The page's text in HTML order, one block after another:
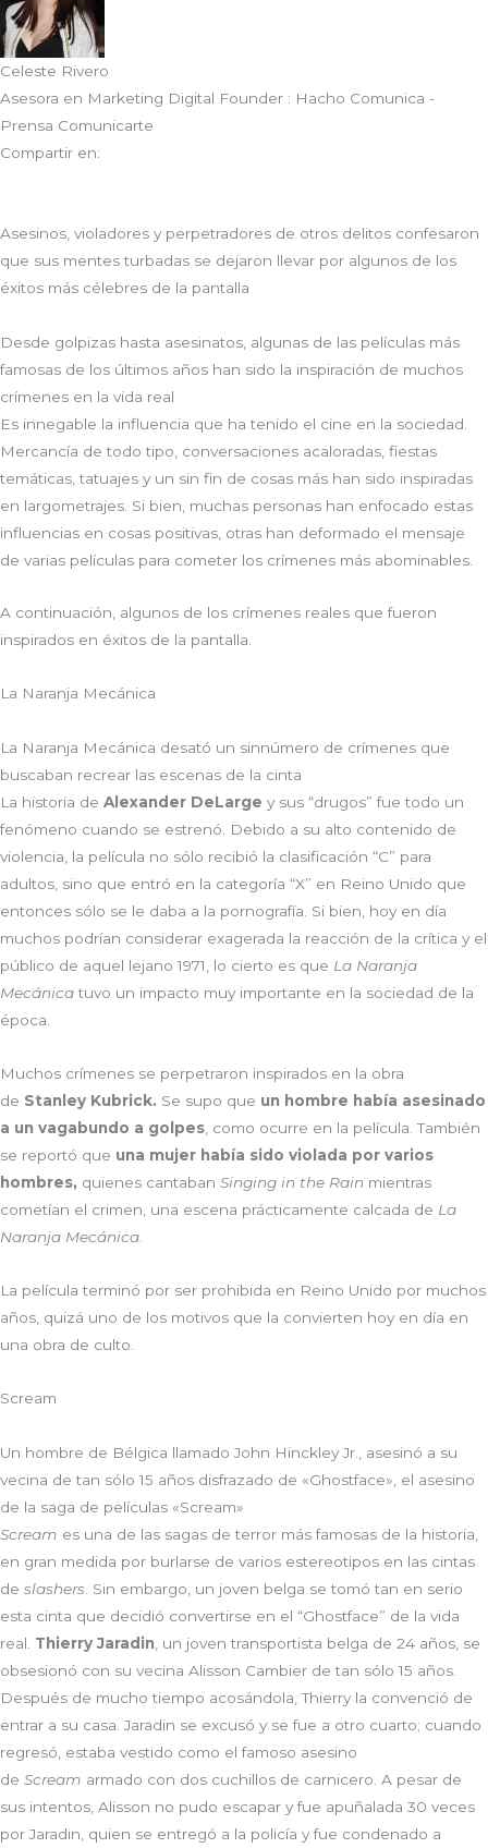
Celeste Rivero
Asesora en Marketing Digital Founder : Hacho Comunica -
Prensa Comunicarte
Compartir en:
Asesinos, violadores y perpetradores de otros delitos confesaron
que sus mentes turbadas se dejaron llevar por algunos de los
éxitos más célebres de la pantalla
Desde golpizas hasta asesinatos, algunas de las películas más
famosas de los últimos años han sido la inspiración de muchos
crímenes en la vida real
Es innegable la influencia que ha tenido el cine en la sociedad.
Mercancía de todo tipo, conversaciones acaloradas, fiestas
temáticas, tatuajes y un sin fin de cosas más han sido inspiradas
en largometrajes. Si bien, muchas personas han enfocado estas
influencias en cosas positivas, otras han deformado el mensaje
de varias películas para cometer los crímenes más abominables.
A continuación, algunos de los crímenes reales que fueron
inspirados en éxitos de la pantalla.
La Naranja Mecánica
La Naranja Mecánica desató un sinnúmero de crímenes que
buscaban recrear las escenas de la cinta
La historia de Alexander DeLarge y sus “drugos” fue todo un
fenómeno cuando se estrenó. Debido a su alto contenido de
violencia, la película no sólo recibió la clasificación “C” para
adultos, sino que entró en la categoría “X” en Reino Unido que
entonces sólo se le daba a la pornografía. Si bien, hoy en día
muchos podrían considerar exagerada la reacción de la crítica y el
público de aquel lejano 1971, lo cierto es que La Naranja
Mecánicatuvo un impacto muy importante en la sociedad de la
época.
Muchos crímenes se perpetraron inspirados en la obra
de Stanley Kubrick. Se supo que un hombre había asesinado
a un vagabundo a golpes, como ocurre en la película. También
se reportó que una mujer había sido violada por varios
hombres, quienes cantaban Singing in the Rain mientras
cometían el crimen, una escena prácticamente calcada de La
Naranja Mecánica.
La película terminó por ser prohibida en Reino Unido por muchos
años, quizá uno de los motivos que la convierten hoy en día en
una obra de culto.
Scream
Un hombre de Bélgica llamado John Hinckley Jr., asesinó a su
vecina de tan sólo 15 años disfrazado de «Ghostface», el asesino
de la saga de películas «Scream»
Scream es una de las sagas de terror más famosas de la historia,
en gran medida por burlarse de varios estereotipos en las cintas
de slashers. Sin embargo, un joven belga se tomó tan en serio
esta cinta que decidió convertirse en el “Ghostface” de la vida
real. Thierry Jaradin, un joven transportista belga de 24 años, se
obsesionó con su vecina Alisson Cambier de tan sólo 15 años.
Después de mucho tiempo acosándola, Thierry la convenció de
entrar a su casa. Jaradin se excusó y se fue a otro cuarto; cuando
regresó, estaba vestido como el famoso asesino
de Scream armado con dos cuchillos de carnicero. A pesar de
sus intentos, Alisson no pudo escapar y fue apuñalada 30 veces
por Jaradin, quien se entregó a la policía y fue condenado a